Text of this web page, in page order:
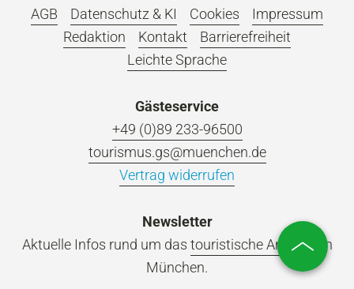
AGB
Datenschutz & KI Cookies
Impressum
Redaktion
Kontakt
Barrierefreiheit
Leichte Sprache
Gästeservice
+49 (0)89 233-96500
tourismus.gs@muenchen.de
Vertrag widerrufen
Newsletter
Aktuelle Infos rund um das touristische Angebot
in
München.